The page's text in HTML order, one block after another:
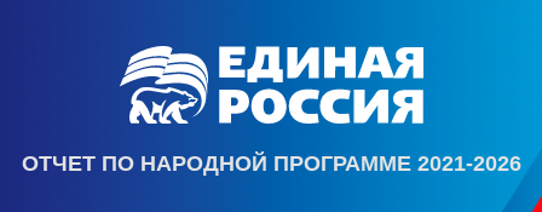
ОТЧЕТ ПО НАРОДНОЙ ПРОГРАММЕ 2021-2026